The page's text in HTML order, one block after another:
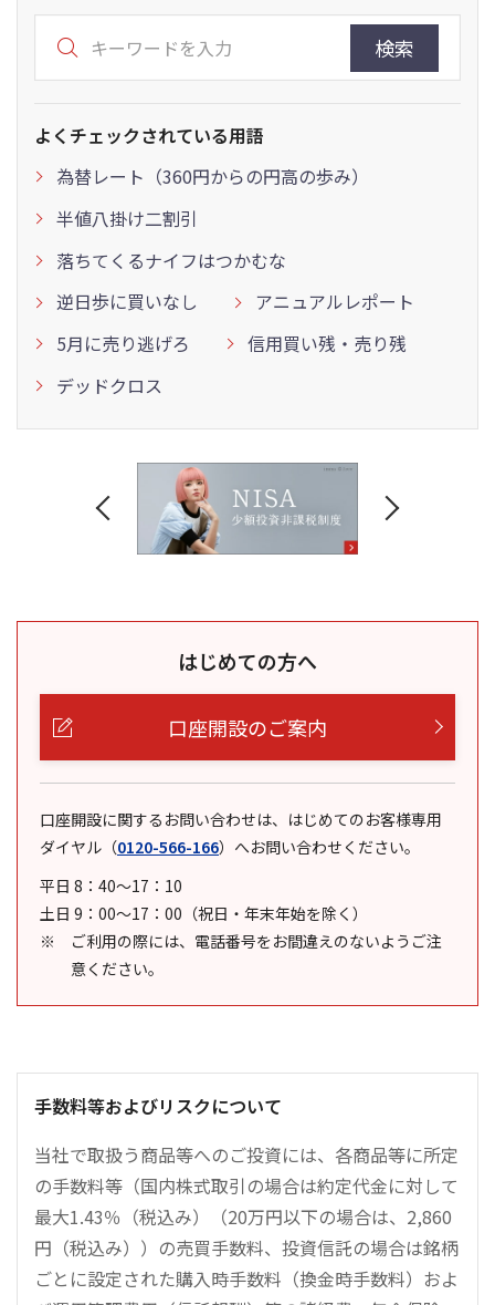
検索
よくチェックされている用語
為替レート（360円からの円高の歩み）
半値八掛け二割引
落ちてくるナイフはつかむな
逆日歩に買いなし
アニュアルレポート
5月に売り逃げろ
信用買い残・売り残
デッドクロス
はじめての方へ
口座開設のご案内
口座開設に関するお問い合わせは、はじめてのお客様専用
ダイヤル （0120-566-166） へお問い合わせください。
平日 8：40～17：10
土日 9：00～17：00（祝日・年末年始を除く）
ご利用の際には、電話番号をお間違えのないようご注
意ください。
手数料等およびリスクについて
当社で取扱う商品等へのご投資には、各商品等に所定
の手数料等（国内株式取引の場合は約定代金に対して
最大1.43％（税込み）（20万円以下の場合は、2,860
円（税込み））の売買手数料、投資信託の場合は銘柄
ごとに設定された購入時手数料（換金時手数料）およ